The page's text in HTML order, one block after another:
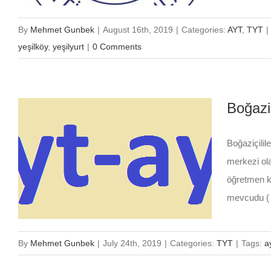
By Mehmet Gunbek | August 16th, 2019 | Categories: AYT, TYT |
yeşilköy, yeşilyurt | 0 Comments
merkezi
öğretmen
mevcudu
By Mehmet Gunbek | July 24th, 2019 | Categories: TYT | Tags: